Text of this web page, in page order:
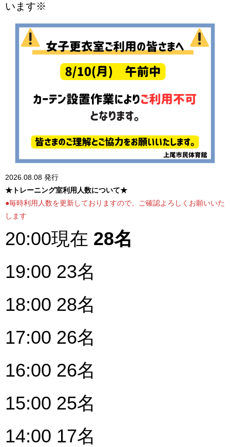
います※
2026.08.08 発行
★トレーニング室利用人数について★
●毎時利用人数を更新しておりますので、ご確認よろしくお願いいた
します
20:00現在 28名
19:00 23名
18:00 28名
17:00 26名
16:00 26名
15:00 25名
14:00 17名